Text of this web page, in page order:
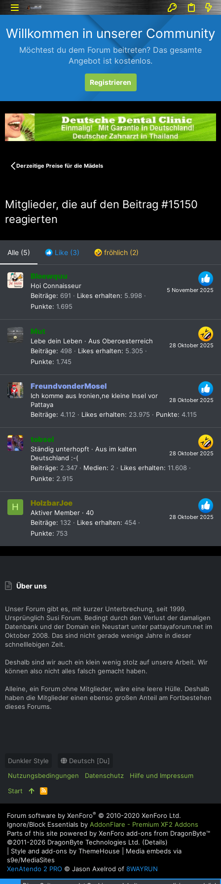
Willkommen in unserer Community
Möchtest du dem Forum beitreten? Das gesamte
Angebot ist kostenlos.
Registrieren
Derzeitige Preise für die Mädels
Mitglieder, die auf den Beitrag #15150
reagierten
Alle (5) Like (3) fröhlich (2)
5 November 2025
Bloewquu
Hoi Connaisseur
Beiträge
691 Likes erhalten
5.998
Punkte 1.695
28 Oktober 2025
Mut
Lebe dein Leben · Aus Oberoesterreich
Beiträge 498 Likes erhalten
5.305
Punkte 1.745
28 Oktober 2025
FreundvonderMosel
Ich komme aus Ironien,ne kleine Insel vor
Pattaya
Beiträge 4.112 Likes erhalten 23.975 Punkte 4.115
28 Oktober 2025
tobsel
Ständig unterhopft · Aus im kalten
Deutschland :-(
Beiträge
2.347 Medien 2 Likes erhalten 11.608
Punkte
2.915
H
28 Oktober 2025
HolzbarJoe
Aktiver Member · 40
Beiträge 132 Likes erhalten 454
Punkte 753
Über uns
Unser Forum gibt es, mit kurzer Unterbrechung, seit 1999.
Ursprünglich Susi Forum. Bedingt durch den Verlust der damaligen
Datenbank und der Domain ein Neustart unter pattayaforum.net im
Oktober 2008. Das sind nicht gerade wenige Jahre in dieser
schnelllebigen Zeit.
Deshalb sind wir auch ein klein wenig stolz auf unsere Arbeit. Wir
können also nicht alles falsch gemacht haben.
Alleine, ein Forum ohne Mitglieder, wäre eine leere Hülle. Deshalb
haben die Mitglieder einen ebenso großen Anteil am Fortbestehen
dieses Forums.
Dunkler Style
Deutsch [Du]
Nutzungsbedingungen
Datenschutz
Hilfe und Impressum
Start
R
S
Forum software by XenForo® © 2010-2020 XenForo Ltd.
Ignore/Block Essentials by AddonFlare - Premium XF2 Addons
Parts of this site powered by XenForo add-ons from DragonByte™
©2011-2026 DragonByte Technologies Ltd. (Details)
Style and add-ons by ThemeHouse
Media embeds via
s9e/MediaSites
XenAtendo 2 PRO © Jason Axelrod of 8WAYRUN